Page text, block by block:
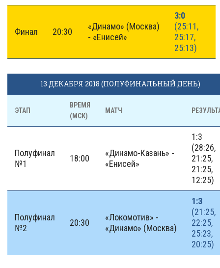
Финал 20:30
«Динамо» (Москва)
- «Енисей»
3:0
(25:11,
25:17,
25:13)
13 ДЕКАБРЯ 2018 (ПОЛУФИНАЛЬНЫЙ ДЕНЬ)
ЭТАП
ВРЕМЯ
(МСК)
МАТЧ
Полуфинал
№1
18:00
«Динамо-Казань» -
«Енисей»
1:3
(28:26,
21:25,
21:25,
12:25)
Полуфинал
№2
20:30
«Локомотив» -
«Динамо» (Москва)
1:3
(21:25,
22:25,
25:23,
20:25)